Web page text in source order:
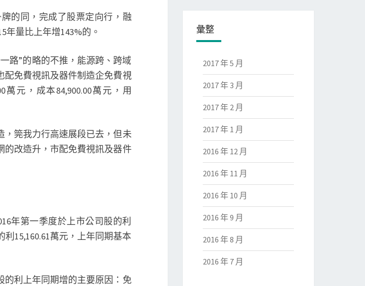
的同，完成了股票定向行，融
年量比上年增143%的。
路”的略的不推，能源跨、跨域
配免費視訊及器件制造企免費視
元，成本84,900.00萬元，用
，筦我力行高速展段已去，但未
的改造升，市配免費視訊及器件
年第一季度於上市公司股的利
15,160.61萬元，上年同期基本
的利上年同期增的主要原因：免
彙整
2017 年 5 月
2017 年 3 月
2017 年 2 月
2017 年 1 月
2016 年 12 月
2016 年 11 月
2016 年 10 月
2016 年 9 月
2016 年 8 月
2016 年 7 月